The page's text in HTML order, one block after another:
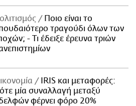
Ποιο είναι το
τραγούδι όλων των
- Τι έδειξε έρευνα τριών
IRIS και μεταφορές:
μία συναλλαγή μεταξύ
φέρνει φόρο 20%